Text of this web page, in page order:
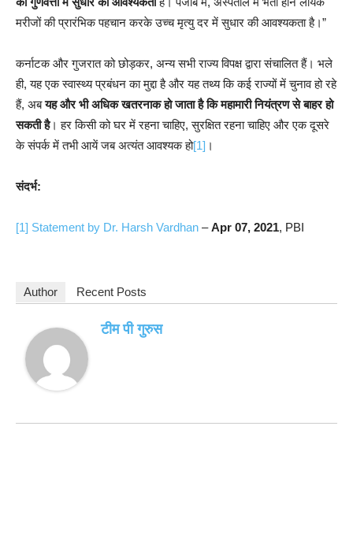
मरीजों की प्रारंभिक पहचान करके उच्च मृत्यु दर में सुधार की आवश्यकता है।”
कर्नाटक और गुजरात को छोड़कर, अन्य सभी राज्य विपक्ष द्वारा संचालित हैं। भले
ही, यह एक स्वास्थ्य प्रबंधन का मुद्दा है और यह तथ्य कि कई राज्यों में चुनाव हो रहे
हैं, अबयह और भी अधिक खतरनाक हो जाता है कि महामारी नियंत्रण से बाहर हो
सकती है। हर किसी को घर में रहना चाहिए, सुरक्षित रहना चाहिए और एक दूसरे
के संपर्क में तभी आयें जब अत्यंत आवश्यक हो[1] ।
संदर्भ:
[1] Statement by Dr. Harsh Vardhan –Apr 07, 2021, PBI
Author Recent Posts
टीम पी गुरुस